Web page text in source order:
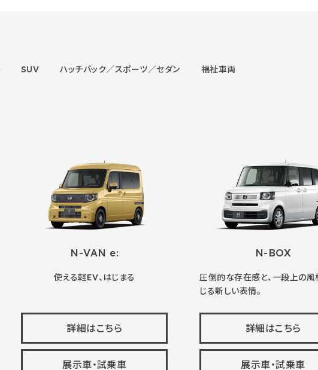
SUV ハッチバック／スポーツ／セダン 福祉車両
N-VAN e:
使える軽EV、はじまる
詳細はこちら
展示車・試乗車
N-BOX
圧倒的な存在感と、一段上の風
じる新しい表情。
詳細はこちら
展示車・試乗車